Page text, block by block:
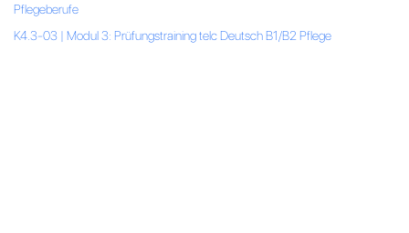
Pflegeberufe
K4.3-03 | Modul 3: Prüfungstraining telc Deutsch B1/B2 Pflege